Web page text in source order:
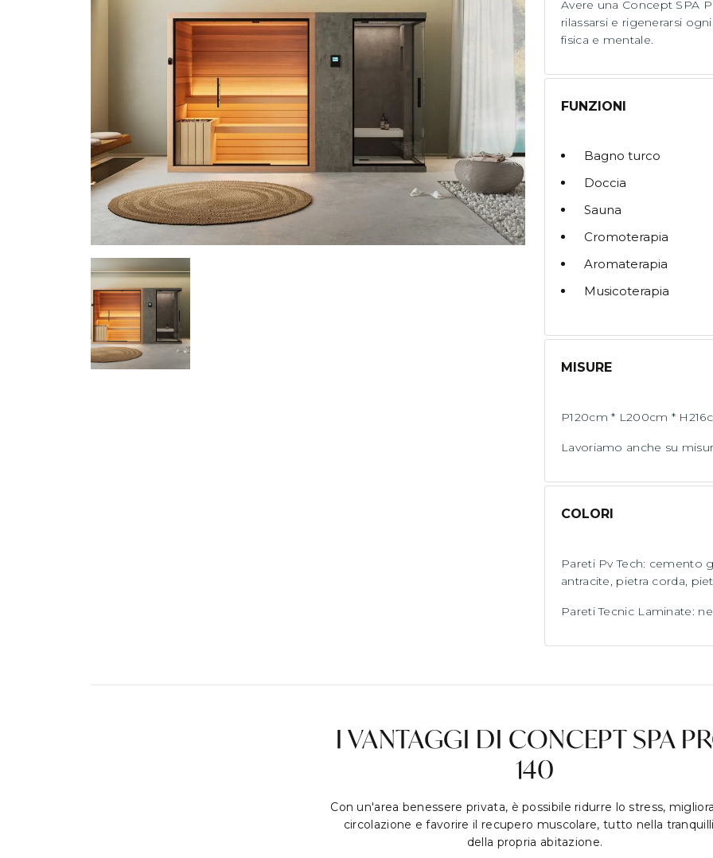
Avere una Concept SPA
rilassarsi e rigenerarsi
fisica e mentale.
FUNZIONI
Bagno turco
Doccia
Sauna
Cromoterapia
Aromaterapia
Musicoterapia
MISURE
P120cm * L200cm *
Lavoriamo anche su
COLORI
Pareti Pv Tech: cemento
antracite, pietra corda,
Pareti Tecnic Laminate:
I VANTAGGI DI CONCEPT SPA
140
Con un'area benessere privata, è possibile ridurre lo stress,
circolazione e favorire il recupero muscolare, tutto nella
della propria abitazione.